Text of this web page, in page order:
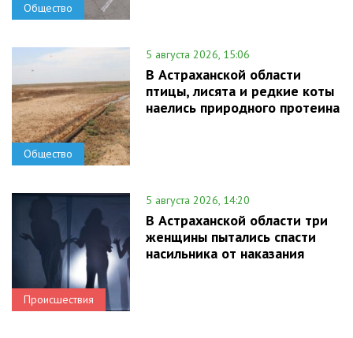
Общество
Общество
5 августа 2026, 15:06
В Астраханской области
птицы, лисята и редкие коты
наелись природного протеина
Происшествия
5 августа 2026, 14:20
В Астраханской области три
женщины пытались спасти
насильника от наказания